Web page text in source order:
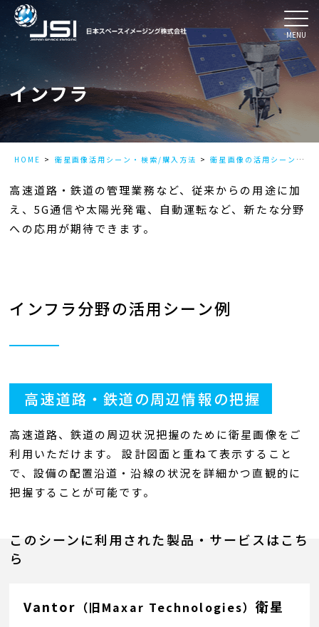
MENU
HOME 衛星画像活用シーン・検索/購入方法 衛星画像の活用シーン
インフラ
高速道路・鉄道の管理業務など、従来からの用途に加
え、5G通信や太陽光発電、自動運転など、新たな分野
への応用が期待できます。
インフラ分野の活用シーン例
高速道路・鉄道の周辺情報の把握
高速道路、鉄道の周辺状況把握のために衛星画像をご
利用いただけます。 設計図面と重ねて表示すること
で、設備の配置沿道・沿線の状況を詳細かつ直観的に
把握することが可能です。
このシーンに利用された製品・サービスはこち
ら
Vantor （旧Maxar Technologies）衛星